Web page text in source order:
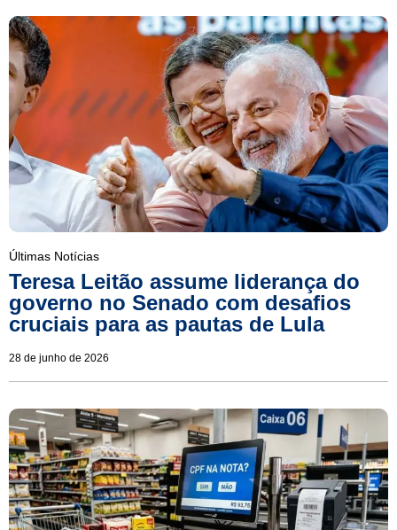
Últimas Notícias
Teresa Leitão assume liderança do
governo no Senado com desafios
cruciais para as pautas de Lula
28 de junho de 2026